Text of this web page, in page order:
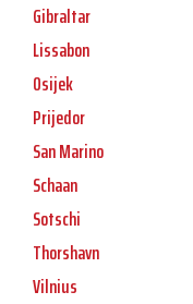
Gibraltar
Lissabon
Osijek
Prijedor
San Marino
Schaan
Sotschi
Thorshavn
Vilnius